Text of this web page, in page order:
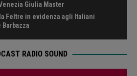
Giulia Master
Feltre in evidenza agli Italiani
Barbazza
RADIO SOUND